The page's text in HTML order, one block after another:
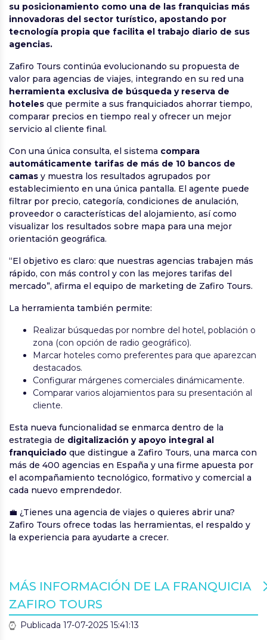
su posicionamiento como una de las franquicias más
innovadoras del sector turístico, apostando por
tecnología propia que facilita el trabajo diario de sus
agencias.
Zafiro Tours continúa evolucionando su propuesta de
valor para agencias de viajes, integrando en su red una
herramienta exclusiva de búsqueda y reserva de
hoteles que permite a sus franquiciados ahorrar tiempo,
comparar precios en tiempo real y ofrecer un mejor
servicio al cliente final.
Con una única consulta, el sistema compara
automáticamente tarifas de más de 10 bancos de
camas y muestra los resultados agrupados por
establecimiento en una única pantalla. El agente puede
filtrar por precio, categoría, condiciones de anulación,
proveedor o características del alojamiento, así como
visualizar los resultados sobre mapa para una mejor
orientación geográfica.
“El objetivo es claro: que nuestras agencias trabajen más
rápido, con más control y con las mejores tarifas del
mercado”, afirma el equipo de marketing de Zafiro Tours.
La herramienta también permite:
Realizar búsquedas por nombre del hotel, población o
zona (con opción de radio geográfico).
Marcar hoteles como preferentes para que aparezcan
destacados.
Configurar márgenes comerciales dinámicamente.
Comparar varios alojamientos para su presentación al
cliente.
Esta nueva funcionalidad se enmarca dentro de la
estrategia de digitalización y apoyo integral al
franquiciado que distingue a Zafiro Tours, una marca con
más de 400 agencias en España y una firme apuesta por
el acompañamiento tecnológico, formativo y comercial a
cada nuevo emprendedor.
💼 ¿Tienes una agencia de viajes o quieres abrir una?
Zafiro Tours ofrece todas las herramientas, el respaldo y
la experiencia para ayudarte a crecer.
MÁS INFORMACIÓN DE LA FRANQUICIA
ZAFIRO TOURS
Publicada 17-07-2025 15:41:13